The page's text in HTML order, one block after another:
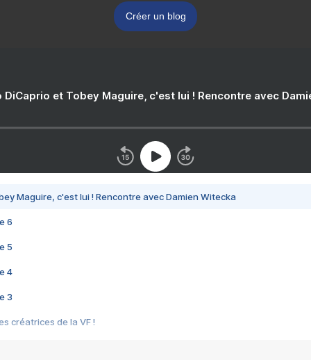
Créer un blog
DiCaprio et Tobey Maguire, c'est lui ! Rencontre avec
Maguire, c'est lui ! Rencontre avec Damien Witecka
6
5
4
3
créatrices de la VF !